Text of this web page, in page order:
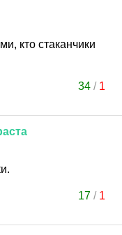
кто стаканчики
34 / 1
17 / 1